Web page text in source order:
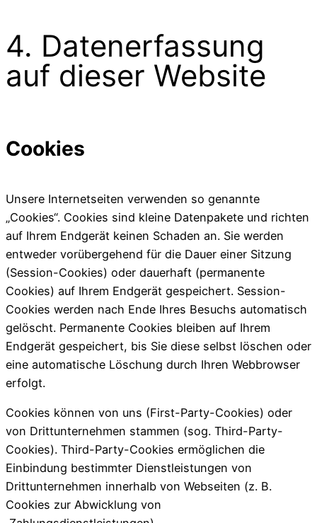
4. Datenerfassung
auf dieser Website
Cookies
Unsere Internetseiten verwenden so genannte
„Cookies“. Cookies sind kleine Datenpakete und richten
auf Ihrem Endgerät keinen Schaden an. Sie werden
entweder vorübergehend für die Dauer einer Sitzung
(Session-Cookies) oder dauerhaft (permanente
Cookies) auf Ihrem Endgerät gespeichert. Session-
Cookies werden nach Ende Ihres Besuchs automatisch
gelöscht. Permanente Cookies bleiben auf Ihrem
Endgerät gespeichert, bis Sie diese selbst löschen oder
eine automatische Löschung durch Ihren Webbrowser
erfolgt.
Cookies können von uns (First-Party-Cookies) oder
von Drittunternehmen stammen (sog. Third-Party-
Cookies). Third-Party-Cookies ermöglichen die
Einbindung bestimmter Dienstleistungen von
Drittunternehmen innerhalb von Webseiten (z. B.
Cookies zur Abwicklung von